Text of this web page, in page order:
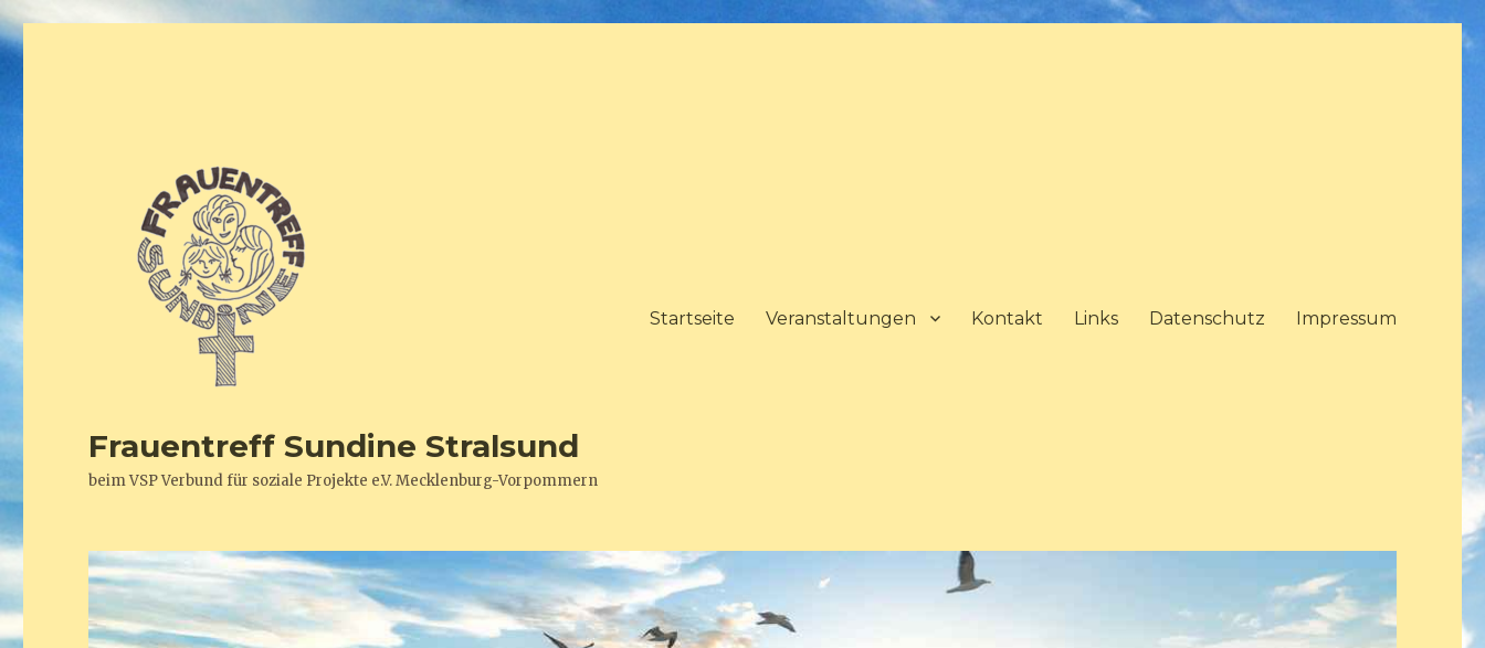
Frauentreff Sundine Stralsund
beim VSP Verbund für soziale Projekte e.V. Mecklenburg-Vorpommern
Startseite Veranstaltungen Kontakt Links Datenschutz Impressum